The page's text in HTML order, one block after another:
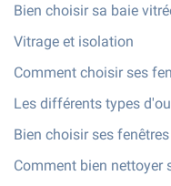
Bien choisir sa baie
Vitrage et isolation
Comment choisir ses
Les différents types
Bien choisir ses
Comment bien nettoyer